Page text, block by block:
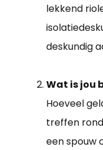
lekkend
deskundig
Wat is jou
Hoeveel
treffen
een spouw